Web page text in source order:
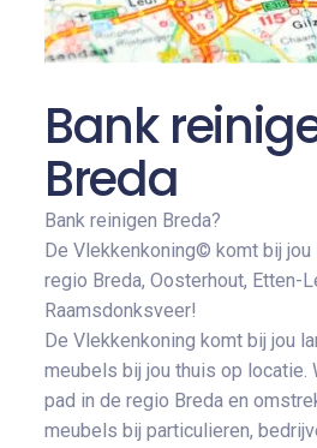
Bank
Breda
Bank reinigen Breda?
De Vlekkenkoning© komt bij
regio Breda, Oosterhout, Etten-
Raamsdonksveer!
De Vlekkenkoning komt bij jou
meubels bij jou thuis op locatie.
pad in de regio Breda en
meubels bij particulieren,